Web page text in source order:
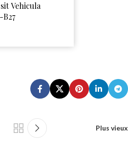
Vehicula
B27
Plus vieux